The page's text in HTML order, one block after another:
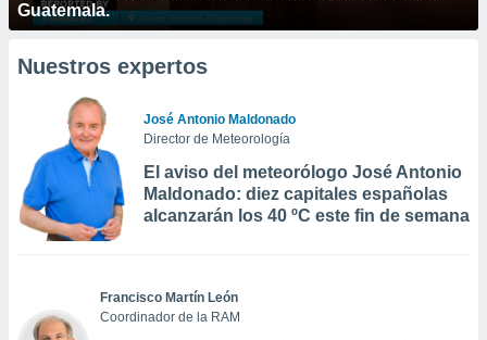
Guatemala.
Nuestros expertos
José Antonio Maldonado
Director de Meteorología
El aviso del meteorólogo José Antonio
Maldonado: diez capitales españolas
alcanzarán los 40 ºC este fin de semana
Francisco Martín León
Coordinador de la RAM